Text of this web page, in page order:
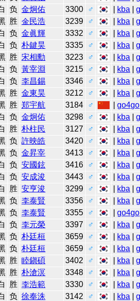
负 金炯佑 3300 ♂ kba |
胜 金民浩 3239 ♂ kba |
负 金眞輝 3332 ♂ kba |
负 朴鍵昊 3335 ♂ kba |
胜 宋相勳 3223 ♂ kba |
负 黃宰淵 3215 ♂ kba |
负 李昌錫 3346 ♂ kba |
胜 金東昊 3212 ♂ kba |
胜 郑宇航 3184 ♂ |go4go
负 金炯佑 3298 ♂ kba |
胜 朴柱民 3127 ♂ kba |
负 許映皓 3420 ♂ kba |
负 金昇宰 3413 ♂ kba |
负 安國鉉 3416 ♂ kba |
负 安成浚 3443 ♂ kba |
胜 安亨浚 3299 ♂ kba |
负 李泰賢 3356 ♂ kba |
负 李泰賢 3355 ♂ |go4go
负 李元榮 3397 ♂ kba |
负 朴廷桓 3659 ♂ kba |
负 朴廷桓 3659 ♂ kba |
胜 睦鎭碩 3402 ♂ kba |
胜 朴滄溟 3348 ♂ kba |
胜 李浩範 3330 ♂ kba |
负 徐奉洙 3142 ♂ kba |